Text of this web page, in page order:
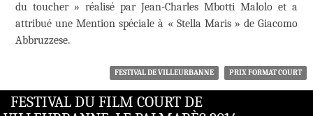
du toucher » réalisé par Jean-Charles Mbotti Malolo et a
attribué une Mention spéciale à « Stella Maris » de Giacomo
Abbruzzese.
FESTIVAL DE VILLEURBANNE PRIX FORMAT COURT
FESTIVAL DU FILM COURT DE